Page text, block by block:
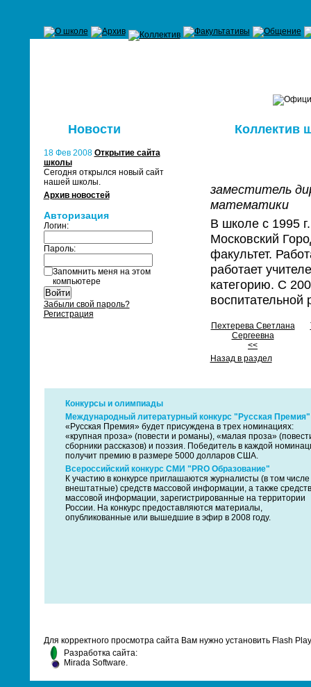
Новости
18 Фев 2008 Открытие сайта
школы
Сегодня открылся новый сайт
нашей школы.
Архив новостей
Авторизация
Логин:
Пароль:
Запомнить меня на этом
компьютере
Забыли свой пароль?
Регистрация
Коллектив
заместитель
математики
В школе с 1995
Московский
факультет.
работает
категорию. С
воспитательной
Пехтерева Светлана
Сергеевна
<<
Назад в раздел
Конкурсы и олимпиады
Международный литературный конкурс "Русская Премия"
«Русская Премия» будет присуждена в трех номинациях:
«крупная проза» (повести и романы), «малая проза»
сборники рассказов) и поэзия. Победитель в каждой
получит премию в размере 5000 долларов США.
Всероссийский конкурс СМИ "PRO Образование"
К участию в конкурсе приглашаются журналисты (в том числе
внештатные) средств массовой информации, а также
массовой информации, зарегистрированные на территории
России. На конкурс предоставляются материалы,
опубликованные или вышедшие в эфир в 2008 году.
Для корректного просмотра сайта Вам нужно установить Flash
Разработка сайта:
Mirada Software.